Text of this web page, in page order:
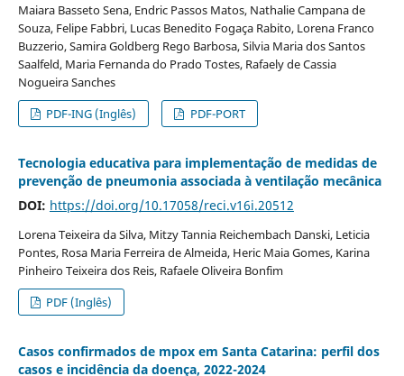
Maiara Basseto Sena, Endric Passos Matos, Nathalie Campana de
Souza, Felipe Fabbri, Lucas Benedito Fogaça Rabito, Lorena Franco
Buzzerio, Samira Goldberg Rego Barbosa, Silvia Maria dos Santos
Saalfeld, Maria Fernanda do Prado Tostes, Rafaely de Cassia
Nogueira Sanches
PDF-ING (Inglês)
PDF-PORT
Tecnologia educativa para implementação de medidas de
prevenção de pneumonia associada à ventilação mecânica
DOI: https://doi.org/10.17058/reci.v16i.20512
Lorena Teixeira da Silva, Mitzy Tannia Reichembach Danski, Leticia
Pontes, Rosa Maria Ferreira de Almeida, Heric Maia Gomes, Karina
Pinheiro Teixeira dos Reis, Rafaele Oliveira Bonfim
PDF (Inglês)
Casos confirmados de mpox em Santa Catarina: perfil dos
casos e incidência da doença, 2022-2024